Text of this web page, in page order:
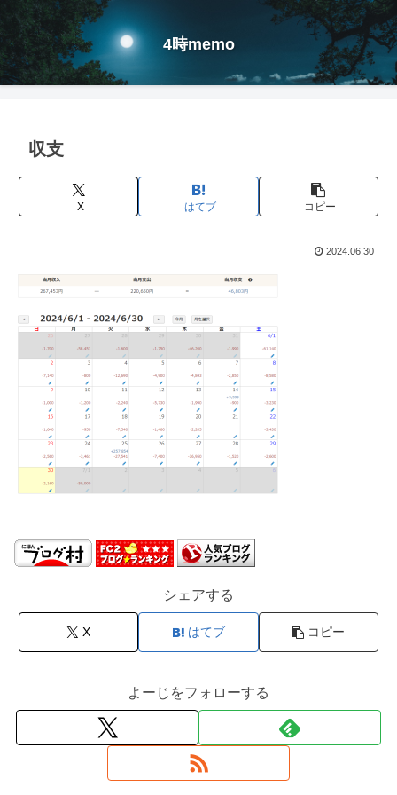
4時memo
収支
X はてブ コピー
2024.06.30
シェアする
X はてブ コピー
よーじをフォローする